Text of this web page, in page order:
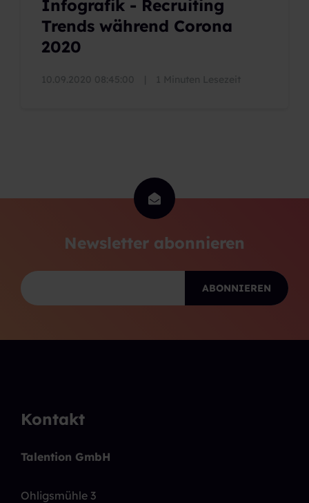
Infografik - Recruiting
Trends während Corona
2020
Newsletter abonnieren
Kontakt
Talention GmbH
Ohligsmühle 3